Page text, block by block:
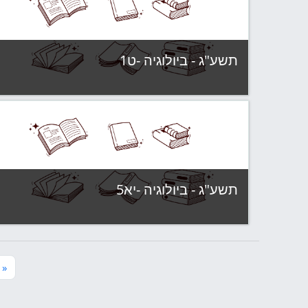
צפה בקורס
תשע"ג - ביולוגיה -ט1
תשע"ג - קבוצות לימוד
צפה בקורס
תשע"ג - ביולוגיה -יא5
«